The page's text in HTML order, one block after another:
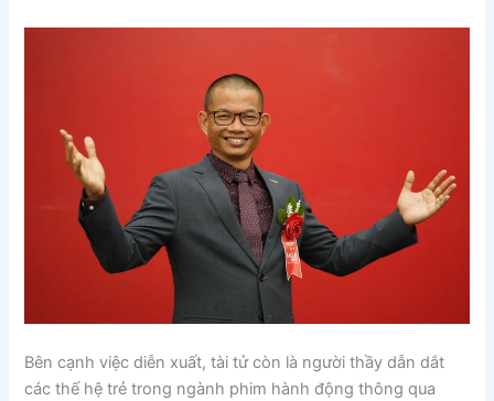
Bên cạnh việc diễn xuất, tài tử còn là người thầy dẫn dắt
các thế hệ trẻ trong ngành phim hành động thông qua